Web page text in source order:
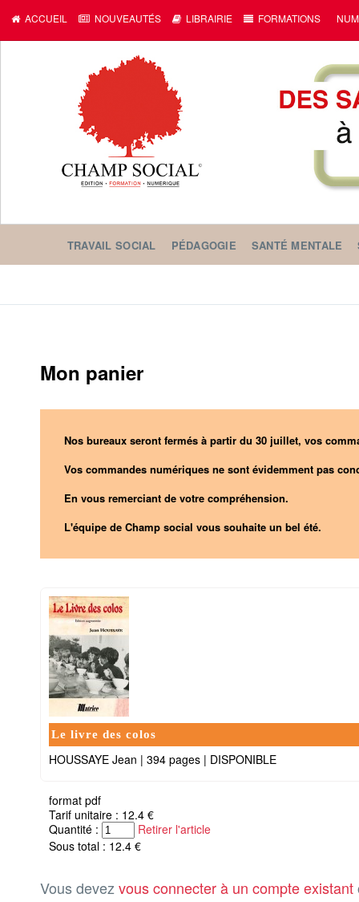
ACCUEIL NOUVEAUTÉS LIBRAIRIE FORMATIONS
TRAVAIL SOCIAL PÉDAGOGIE SANTÉ MENTALE
Mon panier
Nos bureaux seront fermés à partir du 30 juillet, vos
Vos commandes numériques ne sont évidemment pas
En vous remerciant de votre compréhension.
L'équipe de Champ social vous souhaite un bel été.
Le livre des colos
HOUSSAYE Jean | 394 pages | DISPONIBLE
format pdf
Tarif unitaire : 12.4 €
Quantité :
Retirer l'article
Sous total : 12.4 €
Vous devez vous connecter à un compte existant